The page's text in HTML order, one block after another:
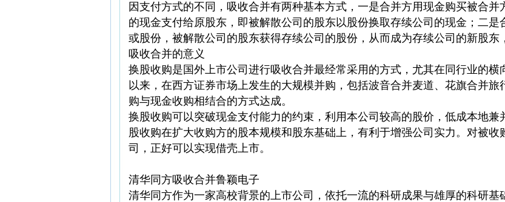
因支付方式的不同，吸收合并有两种基本方式，一是合并方用现金购买被合
的现金支付给原股东，即被解散公司的股东以股份换取存续公司的现金；二
或股份，被解散公司的股东获得存续公司的股份，从而成为存续公司的新股东
吸收合并的意义
换股收购是国外上市公司进行吸收合并最经常采用的方式，尤其在同行业的
以来，在西方证券市场上发生的大规模并购，包括波音合并麦道、花旗合并
购与现金收购相结合的方式达成。
换股收购可以突破现金支付能力的约束，利用本公司较高的股价，低成本地
股收购在扩大收购方的股本规模和股东基础上，有利于增强公司实力。对被
司，正好可以实现借壳上市。
清华同方吸收合并鲁颖电子
清华同方作为一家高校背景的上市公司，依托一流的科研成果与雄厚的科研